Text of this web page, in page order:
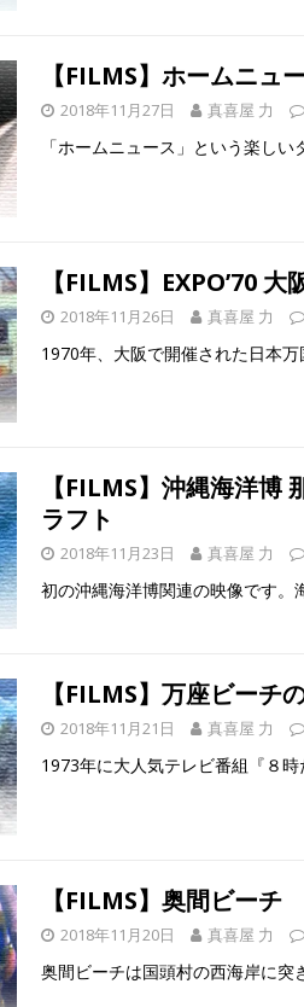
【FILMS】ホームニュ
2018年11月27日 真喜屋 力
「ホームニュース」という楽し
【FILMS】EXPO’70 大
2018年11月26日 真喜屋 力
1970年、大阪で開催された日本
【FILMS】沖縄海洋博
ラフト
2018年11月23日 真喜屋 力
初の沖縄海洋博関連の映像です。
【FILMS】万座ビーチ
2018年11月21日 真喜屋 力
1973年に大人気テレビ番組『８時
【FILMS】奥間ビーチ
2018年11月20日 真喜屋 力
奥間ビーチは国頭村の西海岸に突